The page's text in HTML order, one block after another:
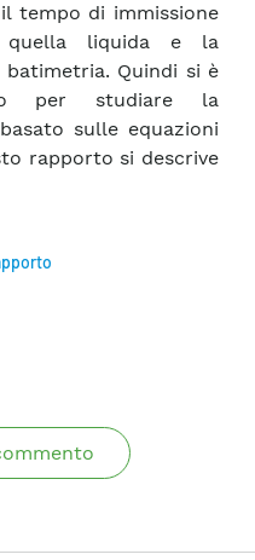
tempo di immissione
quella liquida e la
batimetria. Quindi si è
per studiare la
sulle equazioni
rapporto si descrive